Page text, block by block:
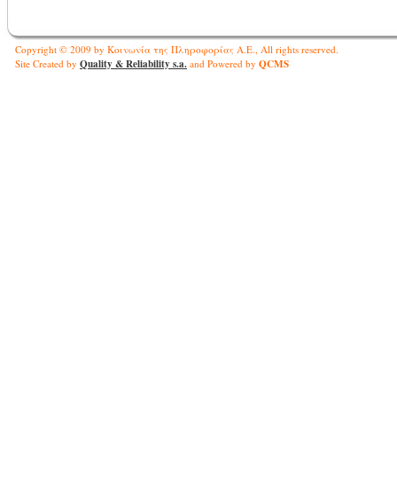
Copyright © 2009 by Κοινωνία της Πληροφορίας Α.Ε., All rights reserved.
Site Created by Quality & Reliability s.a. and Powered by QCMS